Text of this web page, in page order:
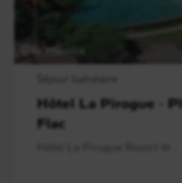
Île Maurice
Hôtel La Pirogue -
Flac